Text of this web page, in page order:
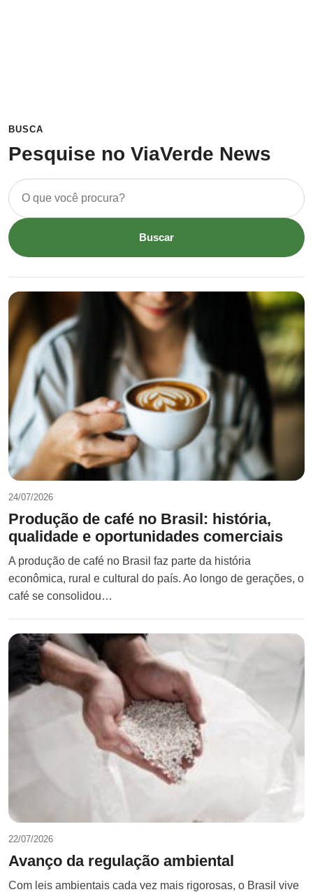
BUSCA
Pesquise no ViaVerde News
Digite
sua
busca
Buscar
24/07/2026
Produção de café no Brasil: história,
qualidade e oportunidades comerciais
A produção de café no Brasil faz parte da história
econômica, rural e cultural do país. Ao longo de gerações, o
café se consolidou…
22/07/2026
Avanço da regulação ambiental
Com leis ambientais cada vez mais rigorosas, o Brasil vive